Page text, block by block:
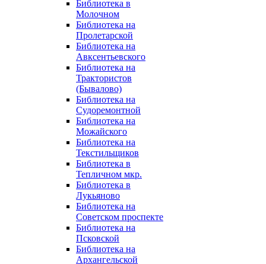
Библиотека в
Молочном
Библиотека на
Пролетарской
Библиотека на
Авксентьевского
Библиотека на
Трактористов
(Бывалово)
Библиотека на
Судоремонтной
Библиотека на
Можайского
Библиотека на
Текстильщиков
Библиотека в
Тепличном мкр.
Библиотека в
Лукьяново
Библиотека на
Советском проспекте
Библиотека на
Псковской
Библиотека на
Архангельской